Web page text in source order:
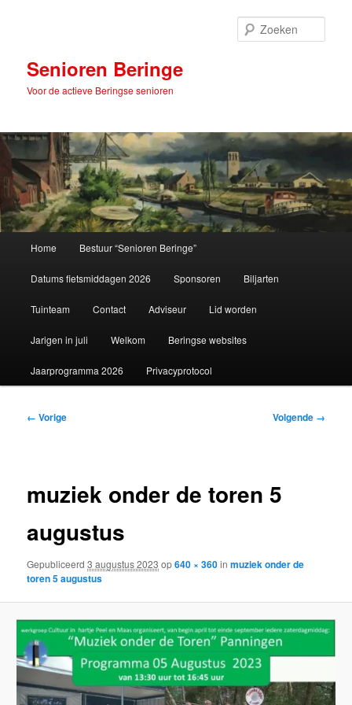
inhoudSenioren Beringe
Voor de actieve Beringse senioren
Home Bestuur “Senioren Beringe”
Datums fietsmiddagen 2026 Sponsoren Biljarten
Tuinteam Contact Adviseur Lid worden
Jarigen in juli Welkom Beringse websites
Jaarprogramma 2026 Privacyprotocol
Afbeeldingsnavigatie
← Vorige Volgende →
muziek onder de toren 5
augustus
Gepubliceerd3 augustus 2023 op640 × 360inmuziek onder de
toren 5 augustus